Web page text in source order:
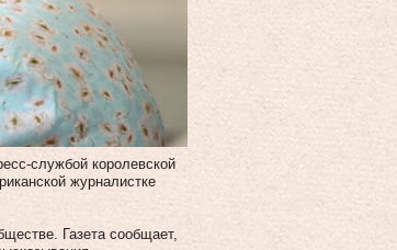
службой королевской
журналистке
Газета сообщает,